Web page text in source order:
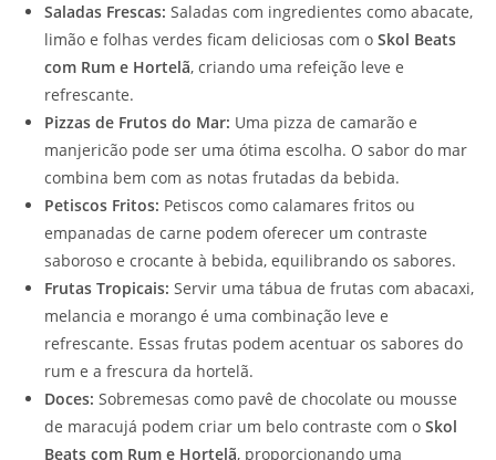
Saladas Frescas: Saladas com ingredientes como abacate,
limão e folhas verdes ficam deliciosas com o Skol Beats
com Rum e Hortelã, criando uma refeição leve e
refrescante.
Pizzas de Frutos do Mar: Uma pizza de camarão e
manjericão pode ser uma ótima escolha. O sabor do mar
combina bem com as notas frutadas da bebida.
Petiscos Fritos: Petiscos como calamares fritos ou
empanadas de carne podem oferecer um contraste
saboroso e crocante à bebida, equilibrando os sabores.
Frutas Tropicais: Servir uma tábua de frutas com abacaxi,
melancia e morango é uma combinação leve e
refrescante. Essas frutas podem acentuar os sabores do
rum e a frescura da hortelã.
Doces: Sobremesas como pavê de chocolate ou mousse
de maracujá podem criar um belo contraste com o Skol
Beats com Rum e Hortelã, proporcionando uma